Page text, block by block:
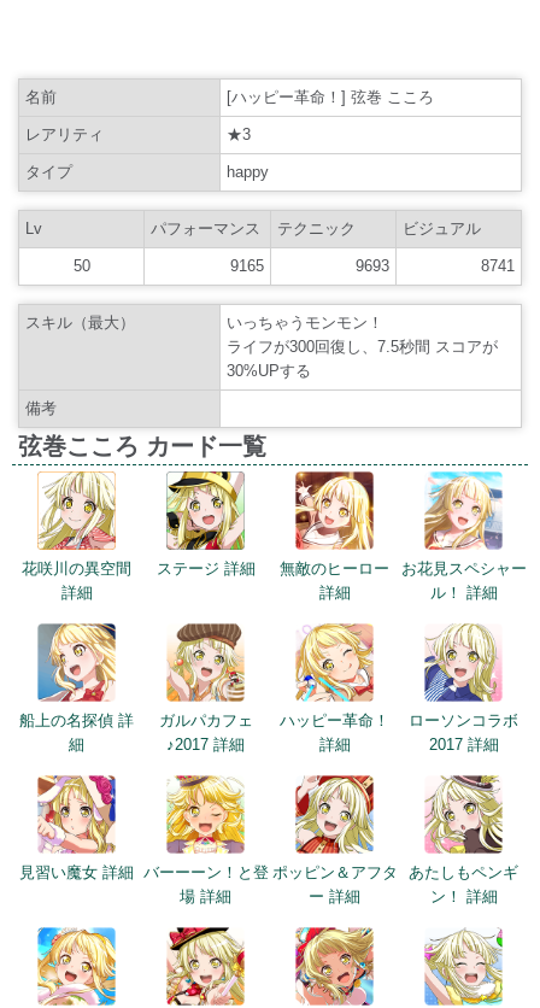
名前 [ハッピー革命！] 弦巻 こころ
レアリティ ★3
タイプ happy
Lv パフォーマンス テクニック ビジュアル
50 9165 9693 8741
スキル（最大）
いっちゃうモンモン！
ライフが300回復し、7.5秒間 スコアが
30%UPする
備考
弦巻こころ カード一覧
花咲川の異空間
詳細
ステージ 詳細
無敵のヒーロー
詳細
お花見スペシャー
ル！ 詳細
船上の名探偵 詳
細
ガルパカフェ
♪2017 詳細
ハッピー革命！
詳細
ローソンコラボ
2017 詳細
見習い魔女 詳細 バーーーン！と登
場 詳細
ポッピン＆アフタ
ー 詳細
あたしもペンギ
ン！ 詳細